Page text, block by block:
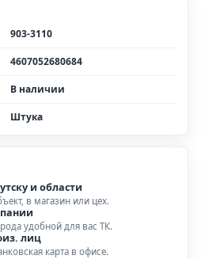
903-3110
4607052680684
В наличии
Штука
и области
в магазин или цех.
удобной для вас ТК.
лиц
карта в офисе.